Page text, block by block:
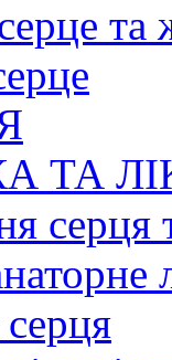
та
ТА
серця